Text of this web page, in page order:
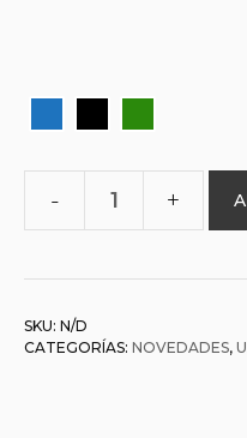
SKU: N/D
CATEGORÍAS: NOVEDADES,